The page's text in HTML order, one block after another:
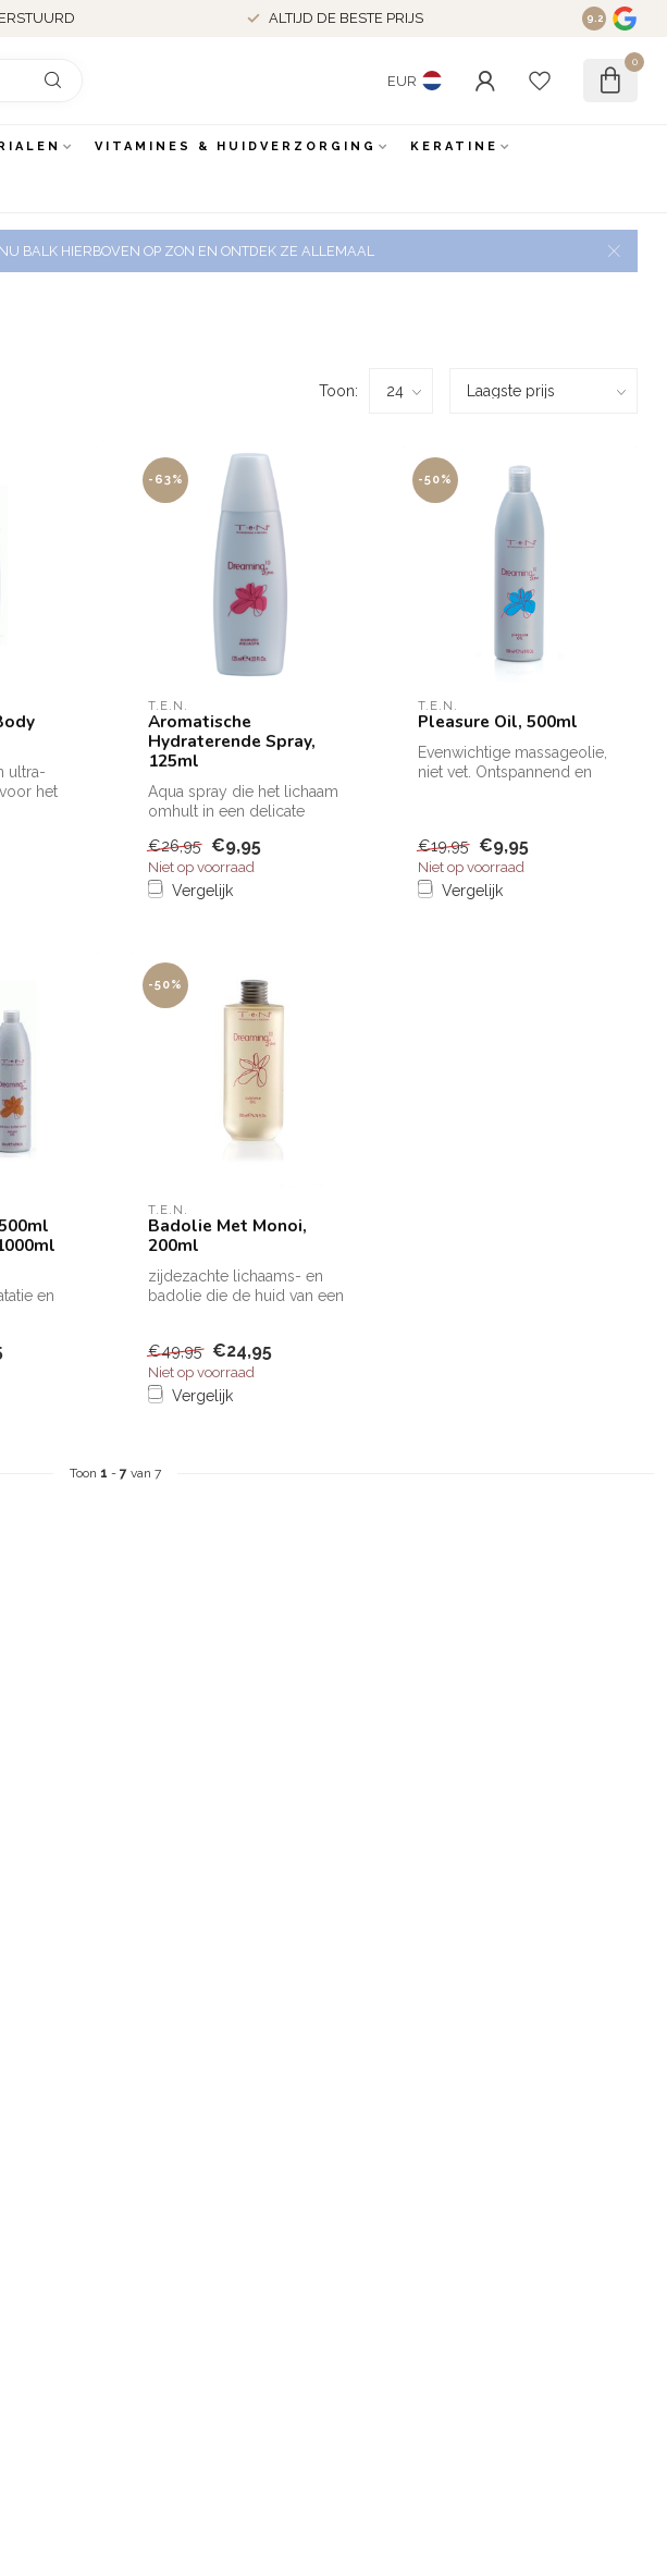
ALTIJD DE BESTE PRIJS 9.2
EUR
0
VITAMINES & HUIDVERZORGING KERATINE
BALK HIERBOVEN OP ZON EN ONTDEK ZE ALLEMAAL
Toon:
ultra-
het
-63%
T.E.N.
Aromatische
Hydraterende Spray,
125ml
Aqua spray die het lichaam
omhult in een delicate
€26,95 €9,95
Niet op voorraad
Vergelijk
-50%
T.E.N.
Pleasure Oil, 500ml
Evenwichtige massageolie,
niet vet. Ontspannend en
€19,95 €9,95
Niet op voorraad
Vergelijk
en
-50%
T.E.N.
Badolie Met Monoi,
200ml
zijdezachte lichaams- en
badolie die de huid van een
€49,95 €24,95
Niet op voorraad
Vergelijk
Toon 1 - 7 van 7